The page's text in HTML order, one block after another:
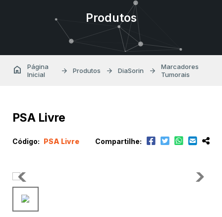
Produtos
home
Página
Inicial
arrow_forward Produtos arrow_forward DiaSorin arrow_forward
Marcadores
Tumorais
PSA Livre
Código: PSA Livre Compartilhe: